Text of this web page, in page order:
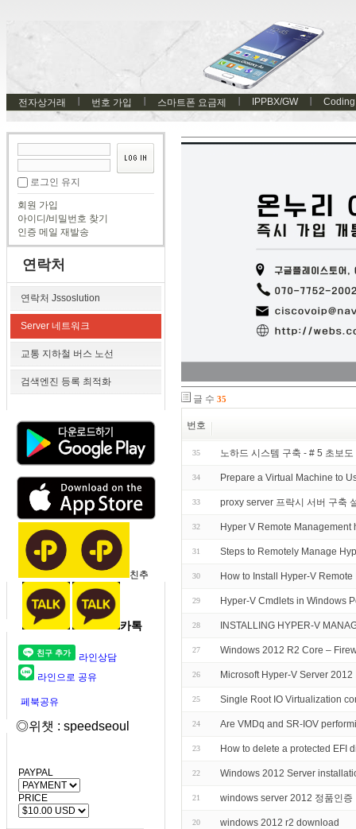
전자상거래 번호 가입 스마트폰 요금제 IPPBX/GW Coding
로그인 유지
회원 가입
아이디/비밀번호 찾기
인증 메일 재발송
연락처
연락처 Jssoslution
Server 네트워크
교통 지하철 버스 노선
검색엔진 등록 최적화
친추
카톡
라인상담
라인으로 공유
페북공유
◎위챗 : speedseoul
PAYPAL
PRICE
글 수 35
번호
35 노하드 시스템 구축 - # 5 초보
34 Prepare a Virtual Machine to
33 proxy server 프락시 서버 구축
32 Hyper V Remote Management
31 Steps to Remotely Manage
30 How to Install Hyper-V
29 Hyper-V Cmdlets in Windows
28 INSTALLING HYPER-V
27 Windows 2012 R2 Core –
26 Microsoft Hyper-V Server
25 Single Root IO Virtualization
24 Are VMDq and SR-IOV
23 How to delete a protected EFI
22 Windows 2012 Server
21 windows server 2012 정품인증
20 windows 2012 r2 download